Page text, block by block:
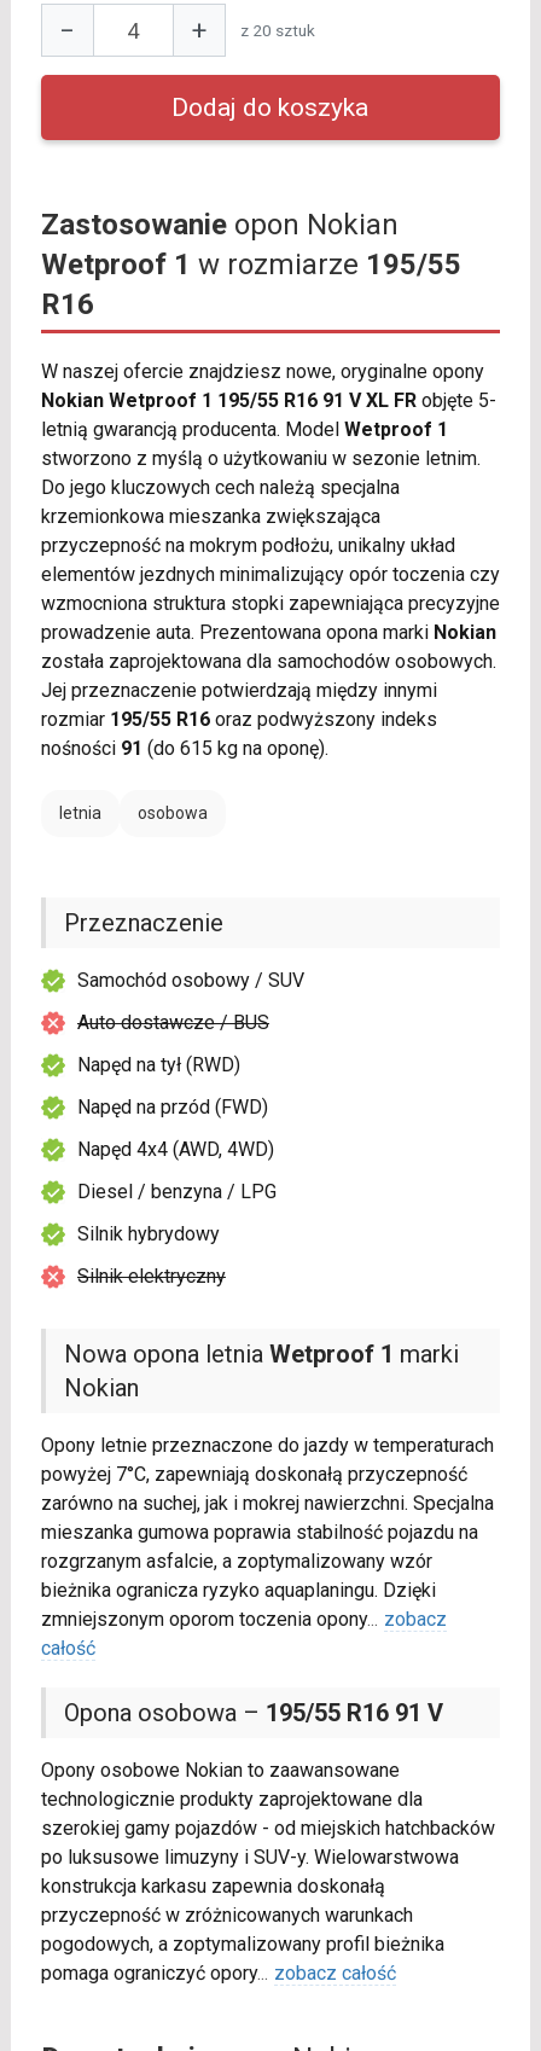
− + z 20 sztuk
Zastosowanieopon Nokian
Wetproof 1 w rozmiarze 195/55
R16
W naszej ofercie znajdziesz nowe, oryginalne opony
Nokian Wetproof 1 195/55 R16 91 V XL FRobjęte 5-
letnią gwarancją producenta. Model Wetproof 1
stworzono z myślą o użytkowaniu w sezonie letnim.
Do jego kluczowych cech należą specjalna
krzemionkowa mieszanka zwiększająca
przyczepność na mokrym podłożu, unikalny układ
elementów jezdnych minimalizujący opór toczenia czy
wzmocniona struktura stopki zapewniająca precyzyjne
prowadzenie auta. Prezentowana opona marki Nokian
została zaprojektowana dla samochodów osobowych.
Jej przeznaczenie potwierdzają między innymi
rozmiar 195/55 R16oraz podwyższony indeks
nośności 91 (do 615 kg na oponę).
letnia osobowa
Nowa opona letnia Wetproof 1 marki
Nokian
Opony letnie przeznaczone do jazdy w temperaturach
powyżej 7°C, zapewniają doskonałą przyczepność
zarówno na suchej, jak i mokrej nawierzchni. Specjalna
mieszanka gumowa poprawia stabilność pojazdu na
rozgrzanym asfalcie, a zoptymalizowany wzór
bieżnika ogranicza ryzyko aquaplaningu. Dzięki
zmniejszonym oporom toczenia opony... zobacz
całość
Opona osobowa – 195/55 R16 91 V
Opony osobowe Nokian to zaawansowane
technologicznie produkty zaprojektowane dla
szerokiej gamy pojazdów - od miejskich hatchbacków
po luksusowe limuzyny i SUV-y. Wielowarstwowa
konstrukcja karkasu zapewnia doskonałą
przyczepność w zróżnicowanych warunkach
pogodowych, a zoptymalizowany profil bieżnika
pomaga ograniczyć opory... zobacz całość
Przeznaczenie
Samochód osobowy / SUV
Auto dostawcze / BUS
Napęd na tył (RWD)
Napęd na przód (FWD)
Napęd 4x4 (AWD, 4WD)
Diesel / benzyna / LPG
Silnik hybrydowy
Silnik elektryczny